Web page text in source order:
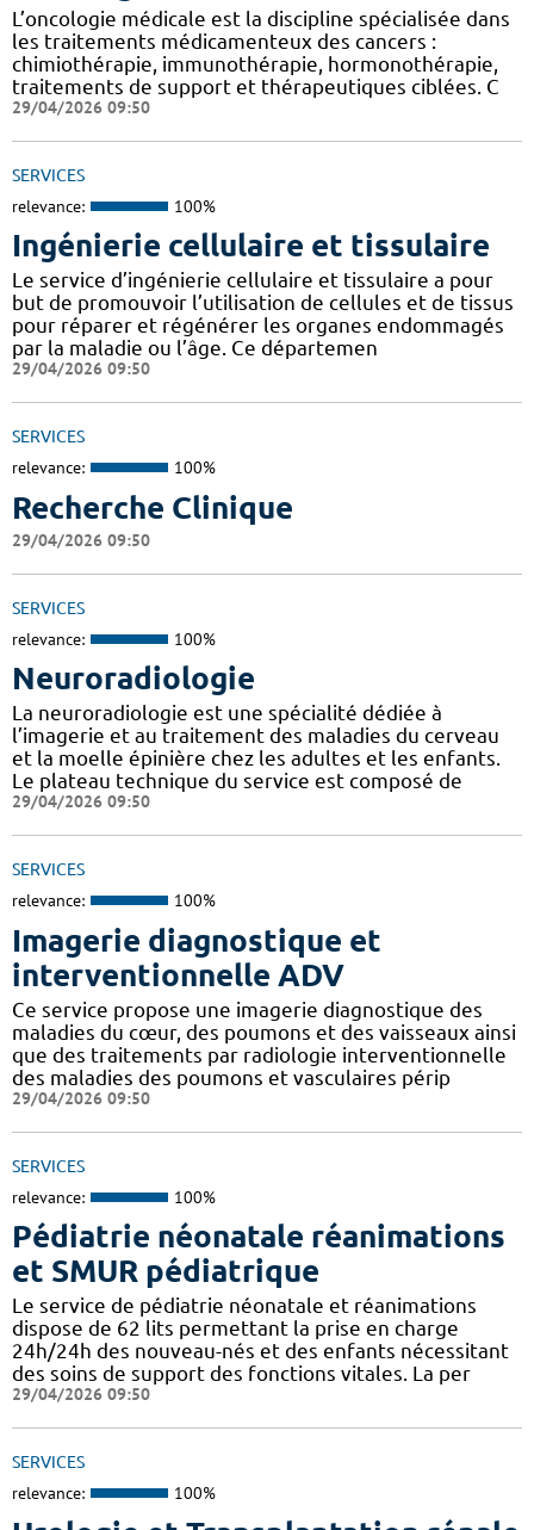
L’oncologie médicale est la discipline spécialisée dans
les traitements médicamenteux des cancers :
chimiothérapie, immunothérapie, hormonothérapie,
traitements de support et thérapeutiques ciblées. C
29/04/2026 09:50
SERVICES
relevance: 100%
Ingénierie cellulaire et tissulaire
Le service d’ingénierie cellulaire et tissulaire a pour
but de promouvoir l’utilisation de cellules et de tissus
pour réparer et régénérer les organes endommagés
par la maladie ou l’âge. Ce départemen
29/04/2026 09:50
SERVICES
relevance: 100%
Recherche Clinique
29/04/2026 09:50
SERVICES
relevance: 100%
Neuroradiologie
La neuroradiologie est une spécialité dédiée à
l’imagerie et au traitement des maladies du cerveau
et la moelle épinière chez les adultes et les enfants.
Le plateau technique du service est composé de
29/04/2026 09:50
SERVICES
relevance: 100%
Imagerie diagnostique et
interventionnelle ADV
Ce service propose une imagerie diagnostique des
maladies du cœur, des poumons et des vaisseaux ainsi
que des traitements par radiologie interventionnelle
des maladies des poumons et vasculaires périp
29/04/2026 09:50
SERVICES
relevance: 100%
Pédiatrie néonatale réanimations
et SMUR pédiatrique
Le service de pédiatrie néonatale et réanimations
dispose de 62 lits permettant la prise en charge
24h/24h des nouveau-nés et des enfants nécessitant
des soins de support des fonctions vitales. La per
29/04/2026 09:50
SERVICES
relevance: 100%